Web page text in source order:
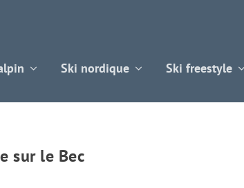
Ski nordique Ski freestyle
sur le Bec